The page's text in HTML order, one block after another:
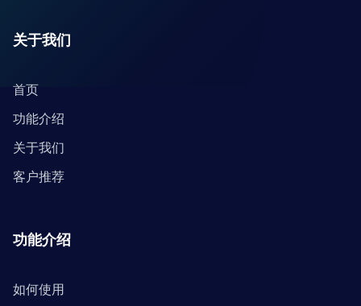
关于我们
首页
功能介绍
关于我们
客户推荐
功能介绍
如何使用